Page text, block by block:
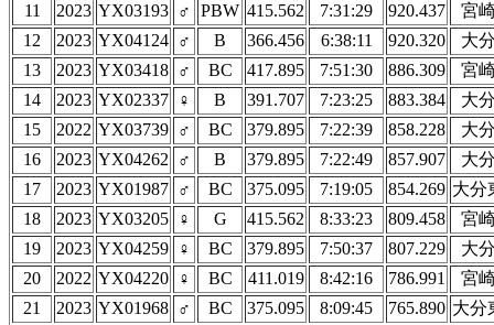
11
2023 YX03193 ♂ PBW 415.562 7:31:29 920.437
宮
12
2023 YX04124 ♂ B 366.456 6:38:11 920.320
大
13
2023 YX03418 ♂ BC 417.895 7:51:30 886.309
宮
14
2023 YX02337 ♀ B 391.707 7:23:25 883.384
大
15
2022 YX03739 ♂ BC 379.895 7:22:39 858.228
大
16
2023 YX04262 ♂ B 379.895 7:22:49 857.907
大
17
2023 YX01987 ♂ BC 375.095 7:19:05 854.269 大分
18
2023 YX03205 ♀ G 415.562 8:33:23 809.458
宮
19
2023 YX04259 ♀ BC 379.895 7:50:37 807.229
大
20
2022 YX04220 ♀ BC 411.019 8:42:16 786.991
宮
21
2023 YX01968 ♂ BC 375.095 8:09:45 765.890 大分